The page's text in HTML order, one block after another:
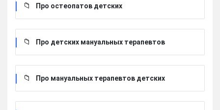
Про остеопатов детских
Про детских мануальных терапевтов
Про мануальных терапевтов детских